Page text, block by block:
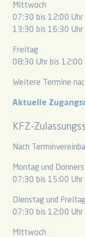
Mittwoch
07:30 bis 12:00 Uhr
13:30 bis 16:30 Uhr
Freitag
08:30 Uhr bis 12:00
Weitere Termine
Aktuelle
KFZ-
Nach
Montag und
07:30 bis 15:00 Uhr
Dienstag und
07:30 bis 12:00 Uhr
Mittwoch